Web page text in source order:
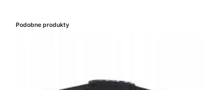
Podobne produkty